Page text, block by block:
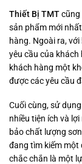
Thiết Bị TMTcũng
sản phẩm mới
hàng. Ngoài ra,
yêu cầu của khách
khách hàng một
được các yêu cầu
Cuối cùng, sử
nhiều tiện ích và
bảo chất lượng
đang tìm kiếm một
chắc chắn là một